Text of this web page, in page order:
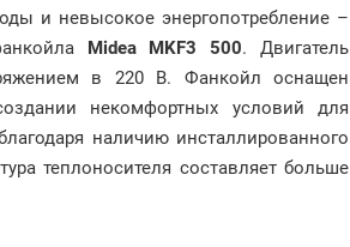
и невысокое энергопотребление –
Midea MKF3 500. Двигатель
в 220 В. Фанкойл оснащен
некомфортных условий для
наличию инсталлированного
теплоносителя составляет больше